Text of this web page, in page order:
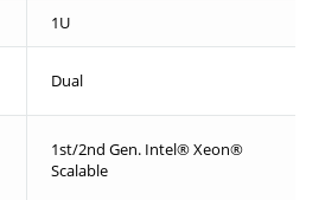
1U
Dual
1st/2nd Gen. Intel® Xeon®
Scalable